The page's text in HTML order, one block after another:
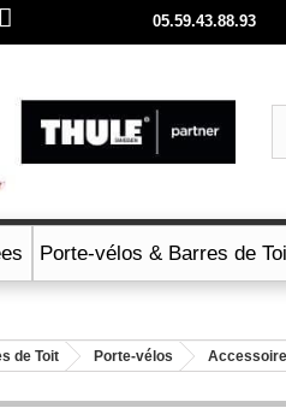
Appelez nous au :05.59.43.88.93
Porte-vélos & Barres de
de Toit Porte-vélos